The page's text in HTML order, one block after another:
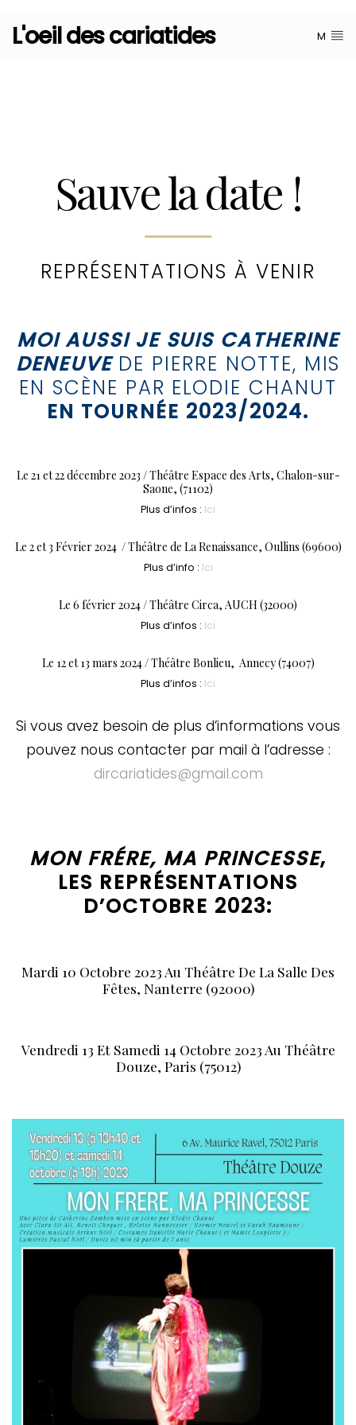
L'oeil des cariatides M
Sauve la date !
REPRÉSENTATIONS À VENIR
MOI AUSSI JE SUIS CATHERINE
DENEUVE DE PIERRE NOTTE, MIS
EN SCÈNE PAR ELODIE CHANUT
EN TOURNÉE 2023/2024.
Le 21 et 22 décembre 2023 / Théâtre Espace des Arts, Chalon-sur-
Saone, (71102)
Plus d’infos : Ici
Le 2 et 3 Février 2024 / Théâtre de La Renaissance, Oullins (69600)
Plus d’info : Ici
Le 6 février 2024 / Théâtre Circa, AUCH (32000)
Plus d’infos : Ici
Le 12 et 13 mars 2024 / Théâtre Bonlieu, Annecy (74007)
Plus d’infos : Ici
Si vous avez besoin de plus d’informations vous
pouvez nous contacter par mail à l’adresse :
dircariatides@gmail.com
MON FRÉRE, MA PRINCESSE,
LES REPRÉSENTATIONS
D’OCTOBRE 2023:
Mardi 10 Octobre 2023 Au Théâtre De La Salle Des
Fêtes, Nanterre (92000)
Vendredi 13 Et Samedi 14 Octobre 2023 Au Théâtre
Douze, Paris (75012)